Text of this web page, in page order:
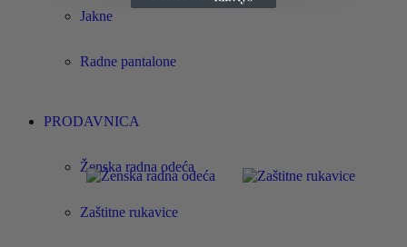
Jakne
Radne pantalone
PRODAVNICA
Ženska radna odeća
Zaštitne rukavice